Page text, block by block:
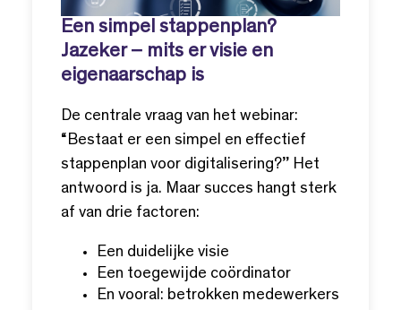
Een simpel stappenplan?
Jazeker – mits er visie en
eigenaarschap is
De centrale vraag van het webinar:
“Bestaat er een simpel en effectief
stappenplan voor digitalisering?” Het
antwoord is ja. Maar succes hangt sterk
af van drie factoren:
Een duidelijke visie
Een toegewijde coördinator
En vooral: betrokken medewerkers